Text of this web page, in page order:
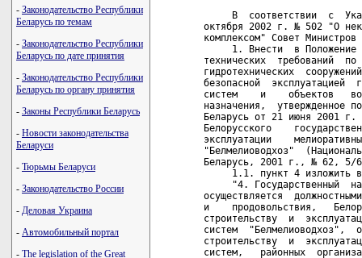
- Законодательство Республики
Беларусь по темам
- Законодательство Республики
Беларусь по дате принятия
- Законодательство Республики
Беларусь по органу принятия
- Законы Республики Беларусь
- Новости законодательства
Беларуси
- Тюрьмы Беларуси
- Законодательство России
- Деловая Украина
- Автомобильный портал
- The legislation of the Great
В  соответствии  с
октября 2002 г. № 502 "О
комплексом" Совет
1. Внести  в Положение
технических  требований
гидротехнических
безопасной  эксплуатацией
систем    и    объектов
назначения,  утвержденное
Беларусь от 21 июня 2001 г.
Белорусского
эксплуатации
"Белмелиоводхоз"
Беларусь, 2001 г., № 62, 5/
1.1. пункт 4 изложить
"4. Государственный
осуществляется
и    продовольствия,
строительству  и
систем  "Белмелиоводхоз",
строительству  и
систем,   районных